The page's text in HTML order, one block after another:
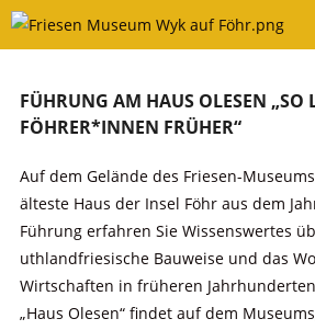
Skip
FÜHRUNG AM HAUS OLESEN „SO
FÖHRER*INNEN FRÜHER“
Auf dem Gelände des Friesen-
älteste Haus der Insel Föhr aus dem
Führung erfahren Sie Wissenswertes
uthlandfriesische Bauweise und das
Wirtschaften in früheren
„Haus Olesen“ findet auf dem